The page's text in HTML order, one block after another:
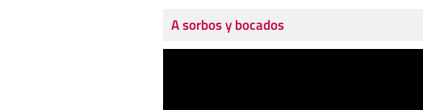
A sorbos y bocados